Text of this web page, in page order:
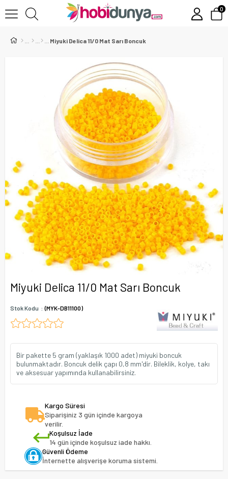
0
Miyuki Delica 11/0 Mat Sarı Boncuk
Miyuki Delica 11/0 Mat Sarı Boncuk
Stok Kodu (MYK-DB11100)
Bir pakette 5 gram (yaklaşık 1000 adet) miyuki boncuk
bulunmaktadır. Boncuk delik çapı 0,8 mm'dir. Bileklik, kolye, takı
ve aksesuar yapımında kullanabilirsiniz.
Kargo Süresi
Siparişiniz 3 gün içinde kargoya
verilir.
Koşulsuz İade
14 gün içinde koşulsuz iade hakkı.
Güvenli Ödeme
İnternette alışverişe koruma sistemi.